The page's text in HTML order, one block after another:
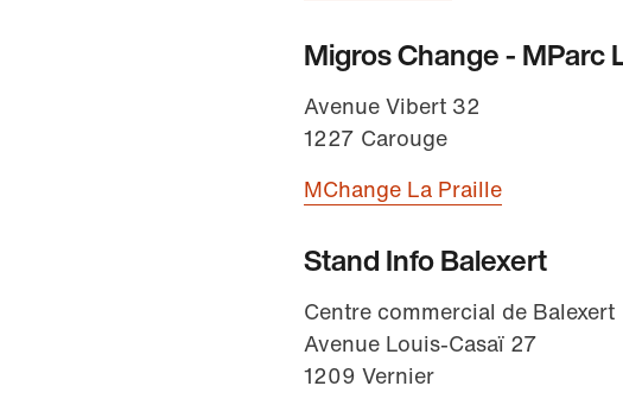
Migros Change - MParc
Avenue Vibert 32
1227 Carouge
MChange La Praille
Stand Info Balexert
Centre commercial de Balexert
Avenue Louis-Casaï 27
1209 Vernier